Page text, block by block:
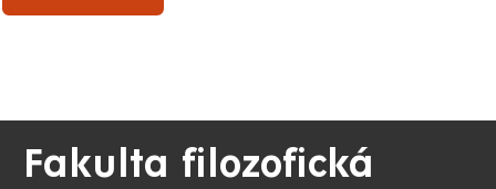
Fakulta filozofická